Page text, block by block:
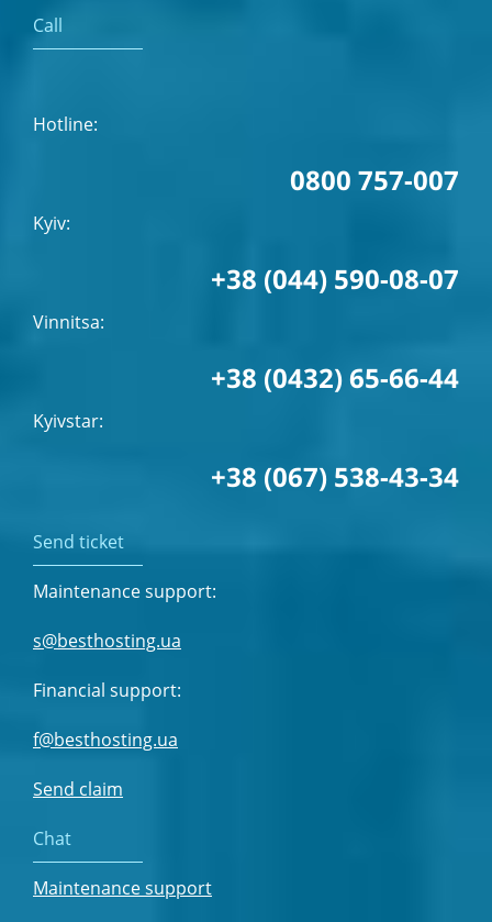
Call
Hotline:
0800 757-007
Kyiv:
+38 (044) 590-08-07
Vinnitsa:
+38 (0432) 65-66-44
Kyivstar:
+38 (067) 538-43-34
Send ticket
Maintenance support:
s@besthosting.ua
Financial support:
f@besthosting.ua
Send claim
Chat
Maintenance support